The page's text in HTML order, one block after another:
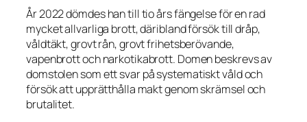
År 2022 dömdes han till tio års fängelse för en rad
mycket allvarliga brott, däribland försök till dråp,
våldtäkt, grovt rån, grovt frihetsberövande,
vapenbrott och narkotikabrott. Domen beskrevs av
domstolen som ett svar på systematiskt våld och
försök att upprätthålla makt genom skrämsel och
brutalitet.